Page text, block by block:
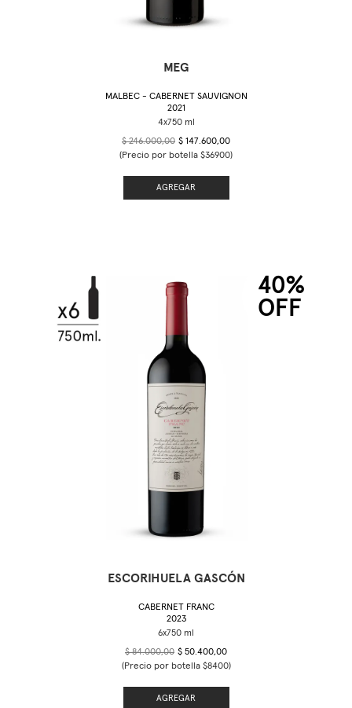
MEG
MALBEC - CABERNET SAUVIGNON
2021
$ 246.000,00 $ 147.600,00
(Precio por botella $36900)
AGREGAR
40%
OFF
ESCORIHUELA GASCÓN
CABERNET FRANC
2023
$ 84.000,00 $ 50.400,00
(Precio por botella $8400)
AGREGAR